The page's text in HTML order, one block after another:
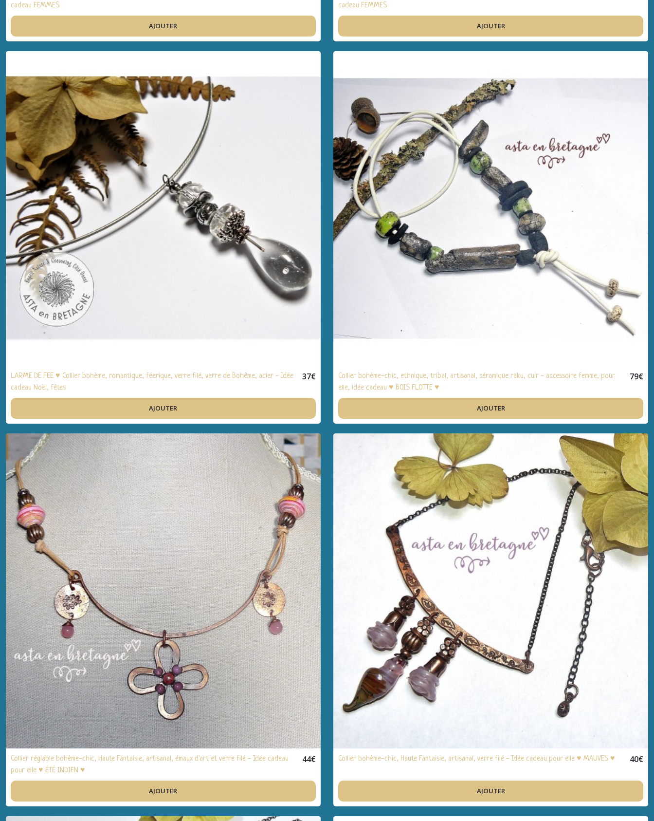
cadeau FEMMES
AJOUTER
cadeau FEMMES
AJOUTER
LARME DE FEE ♥ Collier bohème, romantique, féerique, verre filé, verre de Bohême, acier - Idée
cadeau Noël, fêtes
37€
AJOUTER
Collier bohème-chic, ethnique, tribal, artisanal, céramique raku, cuir - accessoire femme, pour
elle, idée cadeau ♥ BOIS FLOTTE ♥
79€
AJOUTER
Collier réglable bohème-chic, Haute Fantaisie, artisanal, émaux d'art et verre filé - Idée cadeau
pour elle ♥ ÉTÉ INDIEN ♥
44€
AJOUTER
Collier bohème-chic, Haute Fantaisie, artisanal, verre filé - Idée cadeau pour elle ♥ MAUVES ♥ 40€
AJOUTER